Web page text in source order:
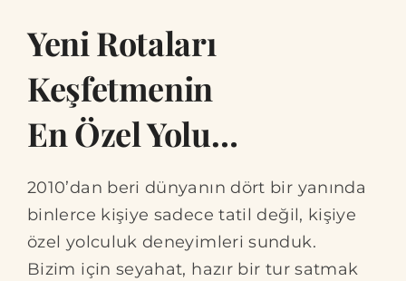
Yeni Rotaları
Keşfetmenin
En Özel Yolu…
2010’dan beri dünyanın dört bir yanında
binlerce kişiye sadece tatil değil, kişiye
özel yolculuk deneyimleri sunduk.
Bizim için seyahat, hazır bir tur satmak